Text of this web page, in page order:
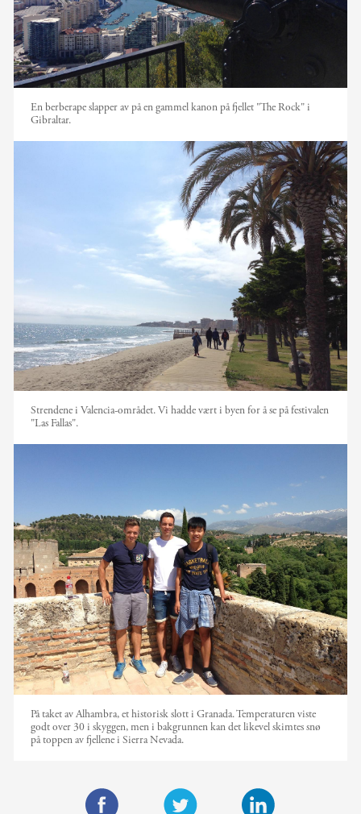
En berberape slapper av på en gammel kanon på fjellet "The Rock" i
Gibraltar.
Strendene i Valencia-området. Vi hadde vært i byen for å se på festivalen
"Las Fallas".
På taket av Alhambra, et historisk slott i Granada. Temperaturen viste
godt over 30 i skyggen, men i bakgrunnen kan det likevel skimtes snø
på toppen av fjellene i Sierra Nevada.